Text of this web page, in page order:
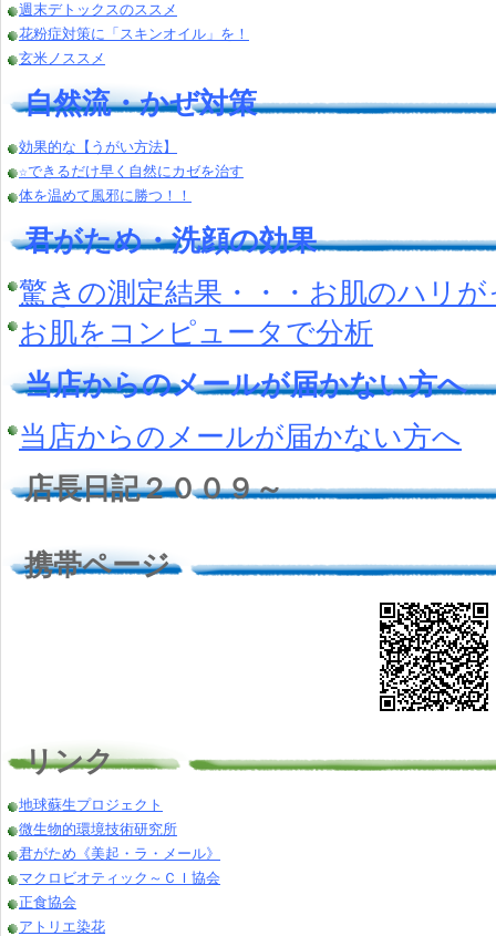
週末デトックスのススメ
花粉症対策に「スキンオイル」を！
玄米ノススメ
自然流・かぜ対策
効果的な【うがい方法】
☆できるだけ早く自然にカゼを治す
体を温めて風邪に勝つ！！
君がため・洗顔の効果
驚きの測定結果・・・お肌のハリが
お肌をコンピュータで分析
当店からのメールが届かない方へ
当店からのメールが届かない方へ
店長日記２００９～
携帯ページ
リンク
地球蘇生プロジェクト
微生物的環境技術研究所
君がため《美起・ラ・メール》
マクロビオティック～ＣＩ協会
正食協会
アトリエ染花